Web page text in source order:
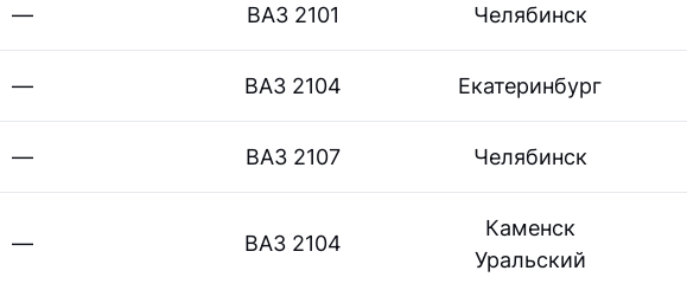
— ВАЗ 2101 Челябинск
— ВАЗ 2104 Екатеринбург
— ВАЗ 2107 Челябинск
— ВАЗ 2104
Каменск
Уральский